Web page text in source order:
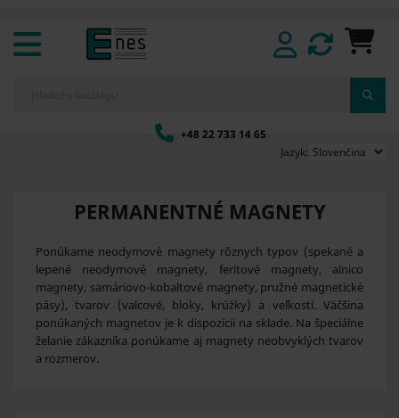
+48 22 733 14 65
Jazyk:
PERMANENTNÉ MAGNETY
Ponúkame neodymové magnety rôznych typov (spekané a
lepené neodymové magnety, feritové magnety, alnico
magnety, samáriovo-kobaltové magnety, pružné magnetické
pásy), tvarov (valcové, bloky, krúžky) a veľkostí. Väčšina
ponúkaných magnetov je k dispozícii na sklade. Na špeciálne
želanie zákazníka ponúkame aj magnety neobvyklých tvarov
a rozmerov.